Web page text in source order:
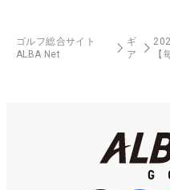
ゴルフ総合サイト
ALBA Net
ギ
ア
【